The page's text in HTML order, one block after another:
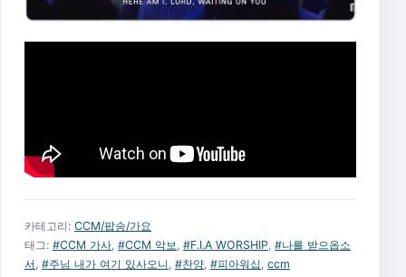
카테고리: CCM/팝송/가요
태그: #CCM 가사 #CCM 악보 #F.I.A WORSHIP #나를 받으옵소
서 #주님 내가 여기 있사오니 #찬양 #피아워십 ccm